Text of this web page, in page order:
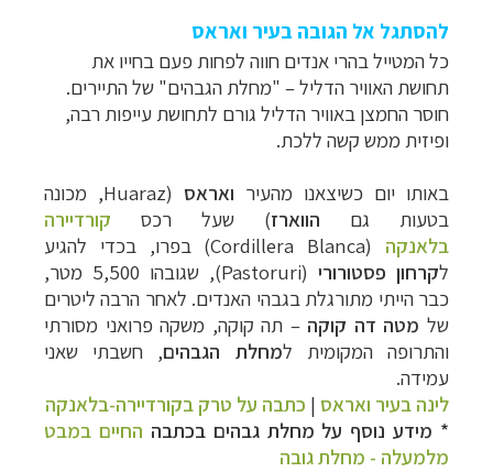
להסתגל אל הגובה בעיר ואראס
כל המטייל בהרי אנדים חווה לפחות פעם בחייו את
תחושת האוויר הדליל– "מחלת הגבהים" של התיירים.
חוסר החמצן באוויר הדליל גורם לתחושת עייפות רבה,
ופיזית ממש קשה ללכת.
באותו יום כשיצאנו מהעיר ואראס (
Huaraz, מכונה
בטעות גם הווארז) שעל רכס קורדיירה
בלאנקה
(
Cordillera Blanca
) בפרו, בכדי להגיע
לקרחון פסטורורי (
Pastoruri
), שגובהו 5,500 מטר,
כבר הייתי מתורגלת בגבהי האנדים. לאחר הרבה ליטרים
של מטה דה קוקה – תה קוקה, משקה פרואני מסורתי
והתרופה המקומית למחלת הגבהים, חשבתי שאני
עמידה.
לינה בעיר ואראס | כתבה על טרק בקורדיירה-בלאנקה
* מידע נוסף על מחלת גבהים בכתבה החיים במבט
מלמעלה - מחלת גובה